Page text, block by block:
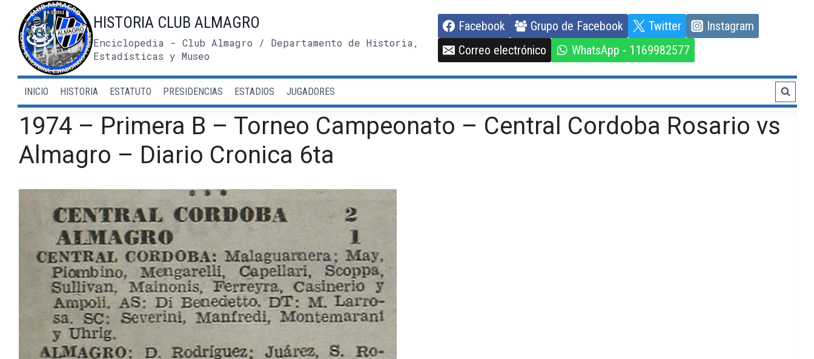
contenido
HISTORIA CLUB ALMAGRO
Enciclopedia - Club Almagro / Departamento de Historia,
Estadísticas y Museo
Facebook Grupo de Facebook Twitter
Instagram
Correo electrónico
WhatsApp - 1169982577
INICIO HISTORIA ESTATUTO PRESIDENCIAS ESTADIOS JUGADORES
1974 – Primera B – Torneo Campeonato – Central Cordoba Rosario vs
Almagro – Diario Cronica 6ta